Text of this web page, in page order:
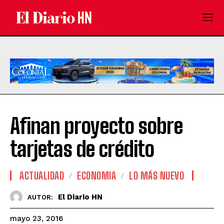
Afinan proyecto sobre
tarjetas de crédito
ACTUALIDAD ECONOMIA LO MÁS NUEVO
AUTOR: El Diario HN
mayo 23, 2016